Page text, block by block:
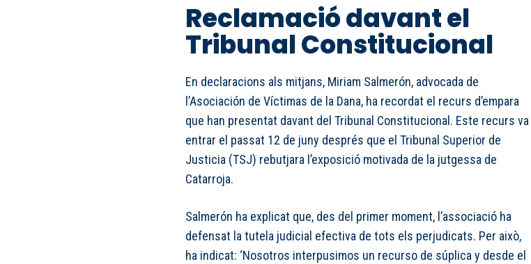
Reclamació davant el
Tribunal Constitucional
En declaracions als mitjans, Miriam Salmerón, advocada de
l’Asociación de Víctimas de la Dana, ha recordat el recurs d’empara
que han presentat davant del Tribunal Constitucional. Este recurs va
entrar el passat 12 de juny després que el Tribunal Superior de
Justicia (TSJ) rebutjara l’exposició motivada de la jutgessa de
Catarroja.
Salmerón ha explicat que, des del primer moment, l’associació ha
defensat la tutela judicial efectiva de tots els perjudicats. Per això,
ha indicat: ‘Nosotros interpusimos un recurso de súplica y desde el